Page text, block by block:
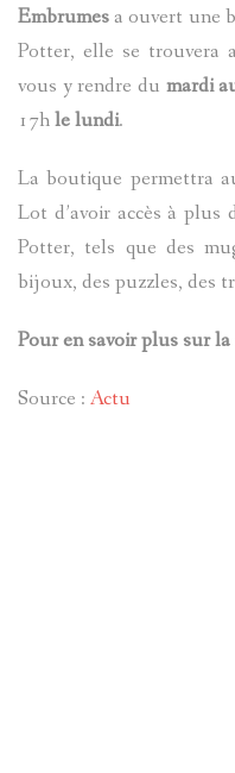
Embrumesa ouvert une
Potter, elle se trouvera
vous y rendre du mardi
17hle lundi.
La boutique permettra
Lot d’avoir accès à plus
Potter, tels que des
bijoux, des puzzles, des
Pour en savoir plus sur
Source : Actu